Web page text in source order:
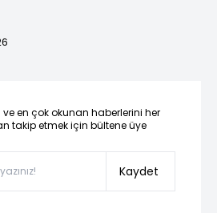
en çok okunan haberlerini her
takip etmek için bültene üye
Kaydet